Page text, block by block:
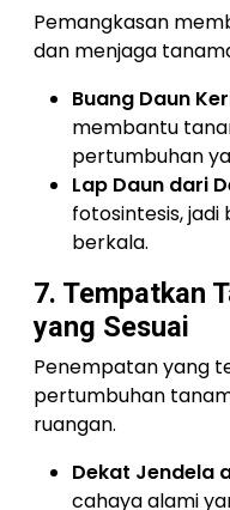
Pemangkasan
dan menjaga
Buang Daun
membantu
pertumbuhan
Lap Daun dari
fotosintesis,
berkala.
7. Tempatkan
yang Sesuai
Penempatan yang
pertumbuhan
ruangan.
Dekat Jendela
cahaya alami